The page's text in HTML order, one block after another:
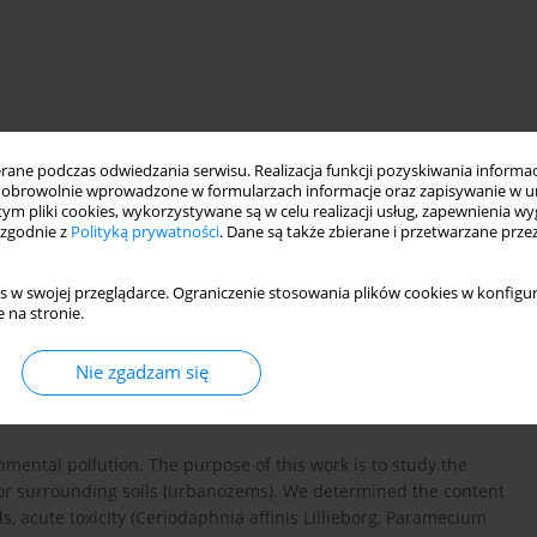
podczas odwiedzania serwisu. Realizacja funkcji pozyskiwania
wprowadzone w formularzach informacje oraz zapisywanie w
pliki cookies, wykorzystywane są w celu realizacji usług, zapewnienia
z Polityką prywatności. Dane są także zbierane i przetwarzane
w swojej przeglądarce. Ograniczenie stosowania plików cookies w
na stronie.
Nie zgadzam się
affinis urbanozems gas stations soil phototrophs
pollution. The purpose of this work is to study the
surrounding soils (urbanozems). We determined the content
acute toxicity (Ceriodaphnia affinis Lillieborg, Раramecium